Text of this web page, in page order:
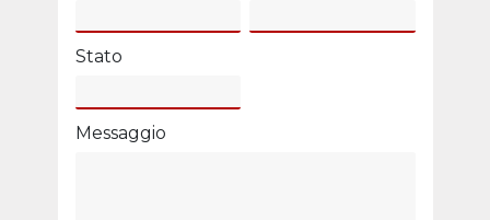
Stato
Messaggio